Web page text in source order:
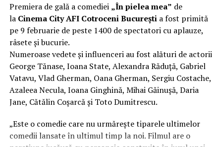
parteAdrian Pădurețu (imagine), Bogdan Ivanovici
(sunet), Anca Miron (scenografie), Francisca Vass
(costume).
O comedie actuală și colorată, filmul„În pielea mea”
are premiera națională pe 10 februarie, distribuit de
T.R.I.B.E. Films.
Mai multe detalii, imagini de la filmări, fragmente din
film și declarații din partea actorilor sunt disponibile pe
paginile social media ale filmului deFacebook,
Instagram,TikTok .
Premiera de gală a comediei „În pielea mea” de
la Cinema City AFI Cotroceni Bucureștia fost primită
pe 9 februarie de peste 1400 de spectatori cu aplauze,
râsete și bucurie.
Numeroase vedete și influenceri au fost alături de actorii
George Tănase, Ioana State, Alexandra Răduță, Gabriel
Vatavu, Vlad Gherman, Oana Gherman, Sergiu Costache,
Azaleea Necula, Ioana Ginghină, Mihai Găinușă, Daria
Jane, Cătălin Coșarcă și Toto Dumitrescu.
„Este o comedie care nu urmărește tiparele ultimelor
comedii lansate în ultimul timp la noi. Filmul are o